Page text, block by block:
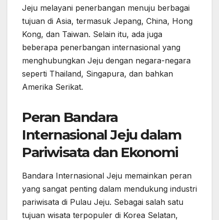
Jeju melayani penerbangan menuju berbagai
tujuan di Asia, termasuk Jepang, China, Hong
Kong, dan Taiwan. Selain itu, ada juga
beberapa penerbangan internasional yang
menghubungkan Jeju dengan negara-negara
seperti Thailand, Singapura, dan bahkan
Amerika Serikat.
Peran Bandara
Internasional Jeju dalam
Pariwisata dan Ekonomi
Bandara Internasional Jeju memainkan peran
yang sangat penting dalam mendukung industri
pariwisata di Pulau Jeju. Sebagai salah satu
tujuan wisata terpopuler di Korea Selatan,